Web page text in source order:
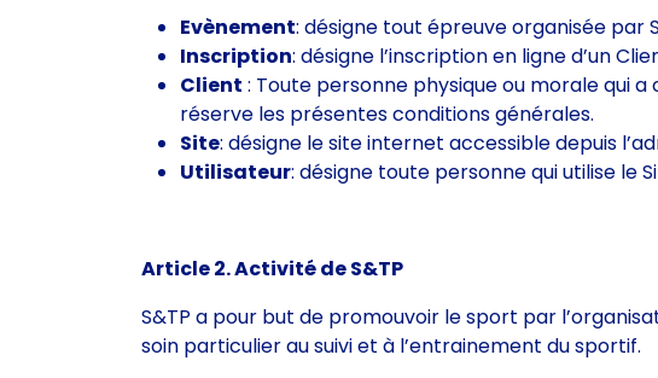
Evènement: désigne tout épreuve organisée par
Inscription: désigne l’inscription en ligne d’un
Client : Toute personne physique ou morale qui
réserve les présentes conditions générales.
Site: désigne le site internet accessible depuis
Utilisateur: désigne toute personne qui utilise le
Article 2. Activité de S&TP
S&TP a pour but de promouvoir le sport par
soin particulier au suivi et à l’entrainement du sportif.